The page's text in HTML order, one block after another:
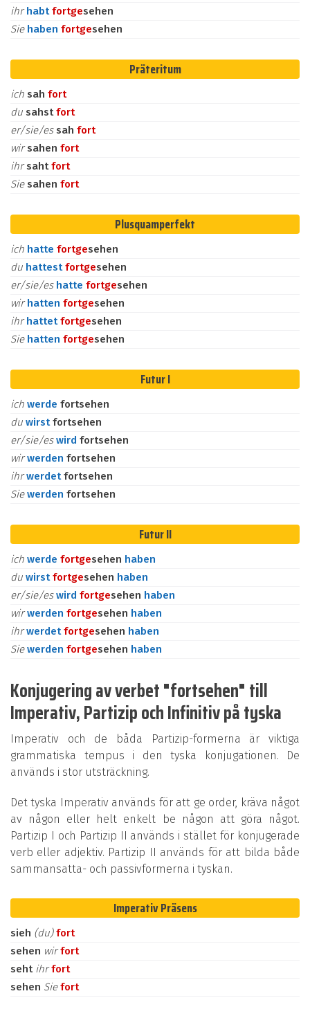
ihrhabtfortgesehen
Sie haben fortgesehen
Präteritum
ich sah fort
du sahstfort
er/sie/es sah fort
wirsahen fort
ihrsahtfort
Sie sahen fort
Plusquamperfekt
ich hatte fortgesehen
du hattestfortgesehen
er/sie/es hatte fortgesehen
wirhatten fortgesehen
ihrhattetfortgesehen
Sie hatten fortgesehen
Futur I
ich werde fortsehen
du wirstfortsehen
er/sie/eswird fortsehen
wirwerden fortsehen
ihrwerdetfortsehen
Siewerden fortsehen
Futur II
ich werde fortgesehen haben
du wirstfortgesehen haben
er/sie/eswird fortgesehen haben
wirwerden fortgesehen haben
ihrwerdetfortgesehen haben
Siewerden fortgesehen haben
Konjugering av verbet "fortsehen" till
Imperativ, Partizip och Infinitiv på tyska
Imperativ och de båda Partizip-formerna är viktiga
grammatiska tempus i den tyska konjugationen. De
används i stor utsträckning.
Det tyska Imperativ används för att ge order, kräva något
av någon eller helt enkelt be någon att göra något.
Partizip I och Partizip II används i stället för konjugerade
verb eller adjektiv. Partizip II används för att bilda både
sammansatta- och passivformerna i tyskan.
Imperativ Präsens
sieh (du)fort
sehen wirfort
seht ihrfort
sehen Siefort